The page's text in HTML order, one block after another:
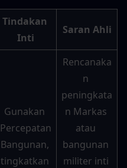
Tindakan
Inti
Saran Ahli
Gunakan
Percepatan
Bangunan,
tingkatkan
Rencanaka
n
peningkata
n Markas
atau
bangunan
militer inti